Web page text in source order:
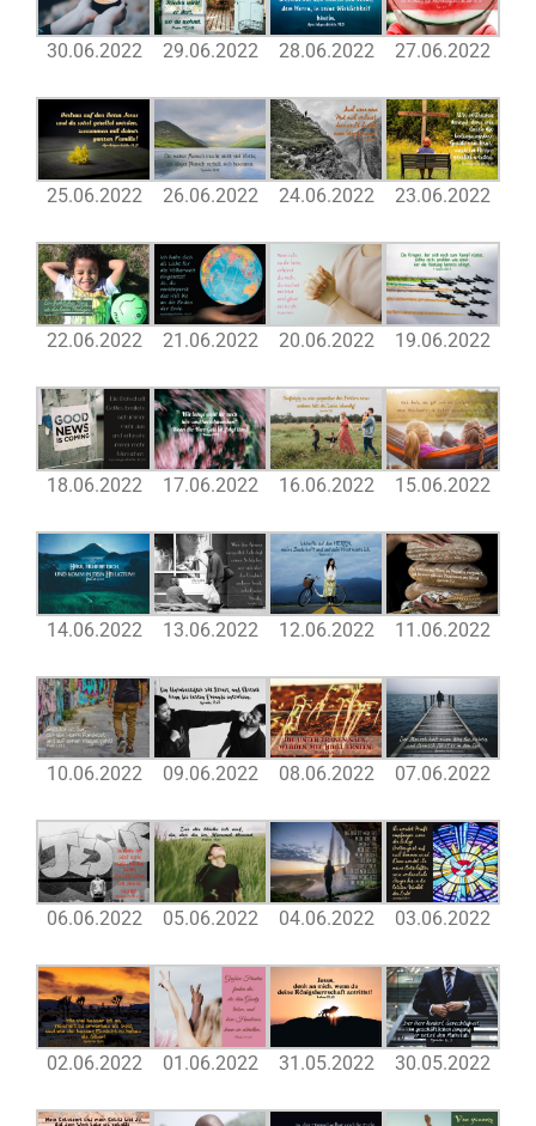
30.06.2022 29.06.2022 28.06.2022 27.06.2022
25.06.2022 26.06.2022 24.06.2022 23.06.2022
22.06.2022 21.06.2022 20.06.2022 19.06.2022
18.06.2022 17.06.2022 16.06.2022 15.06.2022
14.06.2022 13.06.2022 12.06.2022 11.06.2022
10.06.2022 09.06.2022 08.06.2022 07.06.2022
06.06.2022 05.06.2022 04.06.2022 03.06.2022
02.06.2022 01.06.2022 31.05.2022 30.05.2022